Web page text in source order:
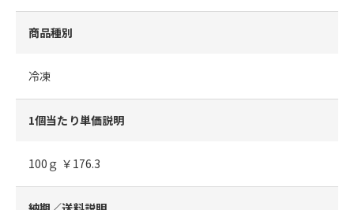
商品種別
冷凍
1個当たり単価説明
100ｇ ￥176.3